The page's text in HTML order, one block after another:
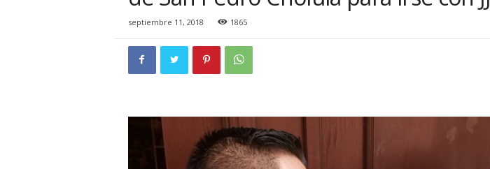
septiembre 11, 2018 1865